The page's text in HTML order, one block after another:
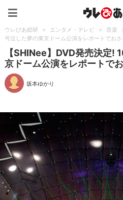
ウレぴあ総研 > エンタメ・テレビ > 音楽
号泣した夢の東京ドーム公演をレポートでおさ
【SHINee】DVD発売決定!
京ドーム公演をレポートで
坂本ゆかり